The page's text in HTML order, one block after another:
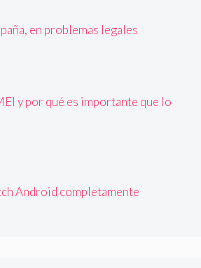
en problemas legales
y por qué es importante que lo
Android completamente